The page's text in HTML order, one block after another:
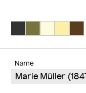
Name
Marie Müller